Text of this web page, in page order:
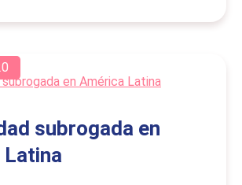
subrogada en